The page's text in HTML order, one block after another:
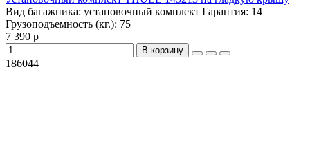
Вид багажника: установочный комплект Гарантия: 14
Грузоподъемность (кг.): 75
7 390 р
В корзину
186044